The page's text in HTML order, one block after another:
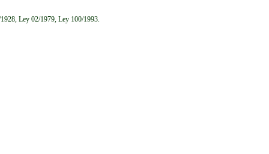
Ley 02/1979, Ley 100/1993.